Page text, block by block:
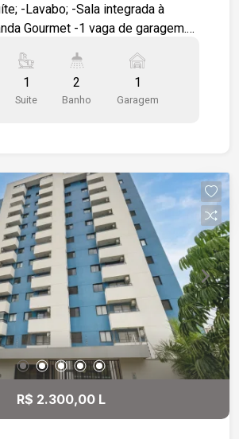
-Lavabo; -Sala integrada à
Gourmet -1 vaga de garagem.
e infantil; -Salão de festas.
frente ao Colégio Uirapuru; -A 9
Iguatemi Esplanada; -A 6
1
Suite
2
Banho
1
Garagem
R$ 2.300,00 L